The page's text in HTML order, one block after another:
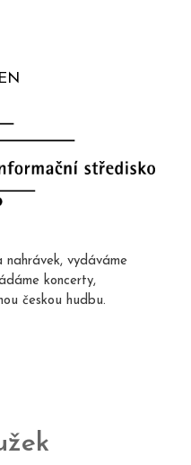
EN
vydáváme
koncerty,
českou hudbu.